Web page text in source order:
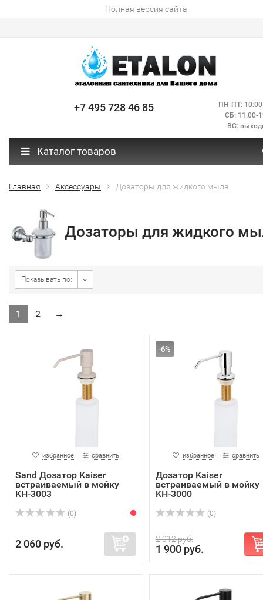
Полная версия сайта
+7 495 728 46 85
ПН-ПТ:
СБ: 11.00-
ВС:
Каталог товаров
Главная Аксессуары Дозаторы для жидкого мыла
Дозаторы для жидкого
Показывать по:
1 2 →
избранное сравнить
Sand Дозатор Kaiser
встраиваемый в мойку
KH-3003
(0)
2 060 руб.
-6%
избранное сравнить
Дозатор Kaiser
встраиваемый в мойку
KH-3000
(0)
2 012 руб.
1 900 руб.